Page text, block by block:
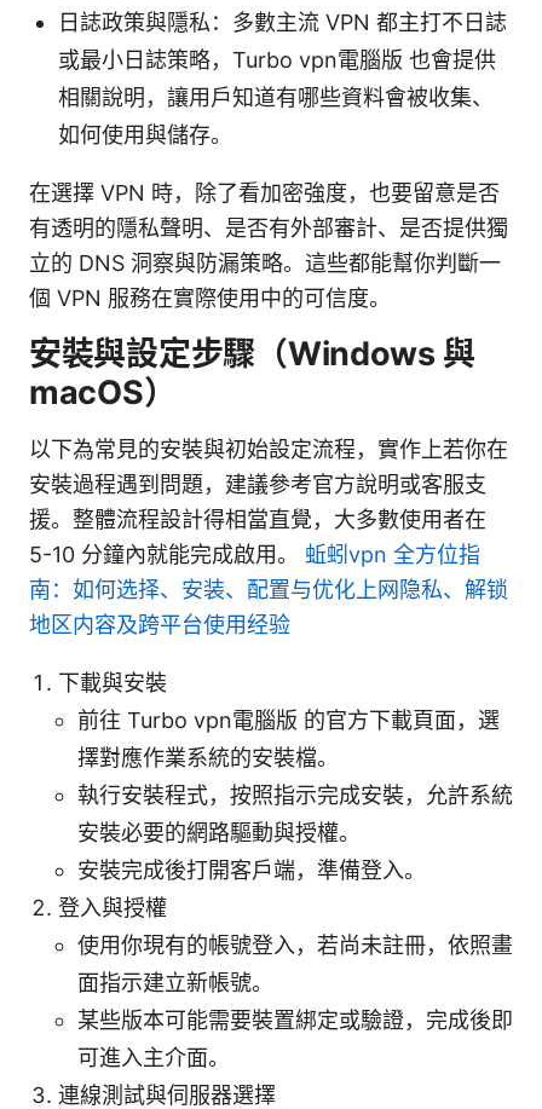
日誌政策與隱私：多數主流 VPN 都主打不日誌
或最小日誌策略，Turbo vpn電腦版 也會提供
相關說明，讓用戶知道有哪些資料會被收集、
如何使用與儲存。
在選擇 VPN 時，除了看加密強度，也要留意是否
有透明的隱私聲明、是否有外部審計、是否提供獨
立的 DNS 洞察與防漏策略。這些都能幫你判斷一
個 VPN 服務在實際使用中的可信度。
安裝與設定步驟（Windows 與
macOS）
以下為常見的安裝與初始設定流程，實作上若你在
安裝過程遇到問題，建議參考官方說明或客服支
援。整體流程設計得相當直覺，大多數使用者在
5-10 分鐘內就能完成啟用。 蚯蚓vpn 全方位指
南：如何选择、安装、配置与优化上网隐私、解锁
地区内容及跨平台使用经验
下載與安裝
前往 Turbo vpn電腦版 的官方下載頁面，選
擇對應作業系統的安裝檔。
執行安裝程式，按照指示完成安裝，允許系統
安裝必要的網路驅動與授權。
安裝完成後打開客戶端，準備登入。
登入與授權
使用你現有的帳號登入，若尚未註冊，依照畫
面指示建立新帳號。
某些版本可能需要裝置綁定或驗證，完成後即
可進入主介面。
連線測試與伺服器選擇